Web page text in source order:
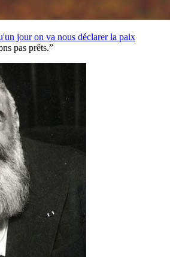
jour on va nous déclarer la paix
pas prêts.”